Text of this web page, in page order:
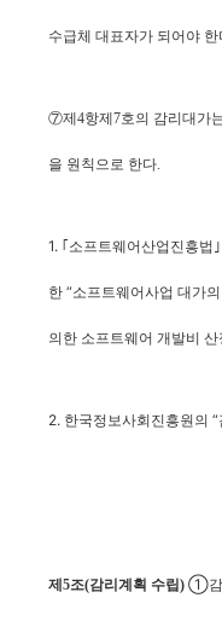
수급체 대표자가 되어야 한
⑦제4항제7호의 감리대가
을 원칙으로 한다.
1. ｢소프트웨어산업진흥법
한 “소프트웨어사업 대가
의한 소프트웨어 개발비 산
2. 한국정보사회진흥원의
제5조(감리계획 수립) ①